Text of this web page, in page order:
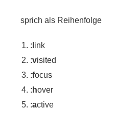
sprich als Reihenfolge
: ink
:visited
:focus
: hover
:active